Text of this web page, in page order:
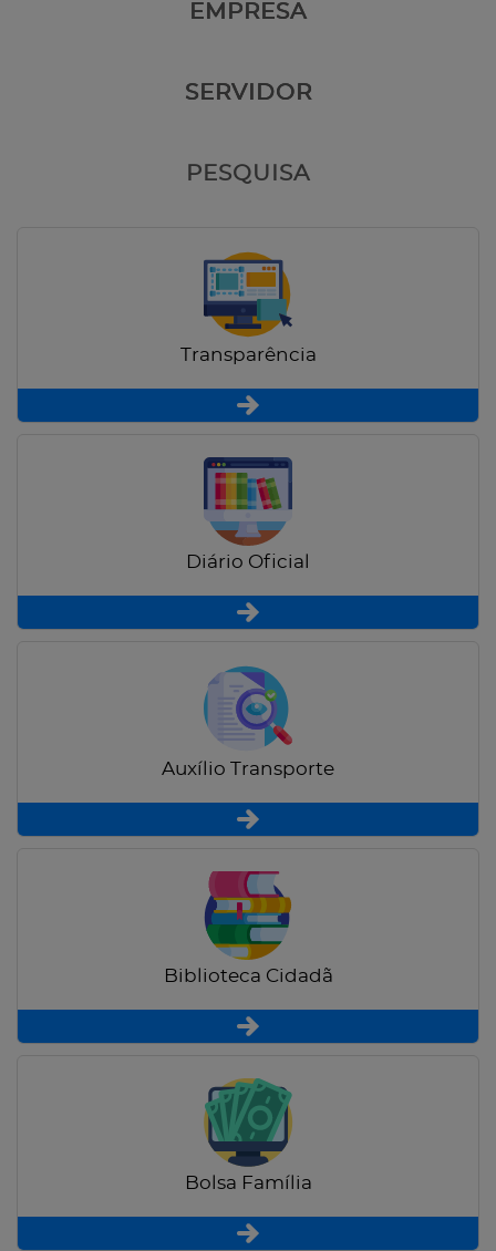
EMPRESA
SERVIDOR
PESQUISA
Transparência
Diário Oficial
Auxílio Transporte
Biblioteca Cidadã
Bolsa Família